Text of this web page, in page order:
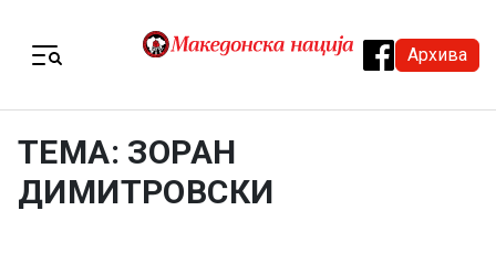
Архива
ТЕМА: ЗОРАН
ДИМИТРОВСКИ